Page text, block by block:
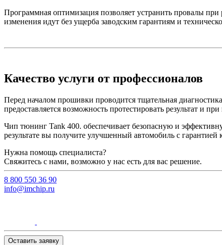
Программная оптимизация позволяет устранить провалы
изменения идут без ущерба заводским гарантиям и
Качество услуги от профессионалов
Перед началом прошивки проводится тщательная
предоставляется возможность протестировать результат и
Чип тюнинг Tank 400. обеспечивает безопасную и
результате вы получите улучшенный автомобиль с
Нужна помощь специалиста?
Свяжитесь с нами, возможно у нас есть для вас решение.
8 800 550 36 90
info@imchip.ru
Оставить заявку